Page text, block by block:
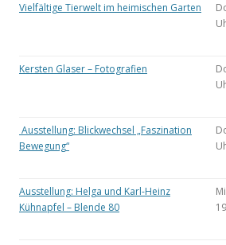
Vielfältige Tierwelt im heimischen Garten
Kersten Glaser – Fotografien
Ausstellung: Blickwechsel „Faszination
Bewegung“
Ausstellung: Helga und Karl-Heinz
Kühnapfel – Blende 80